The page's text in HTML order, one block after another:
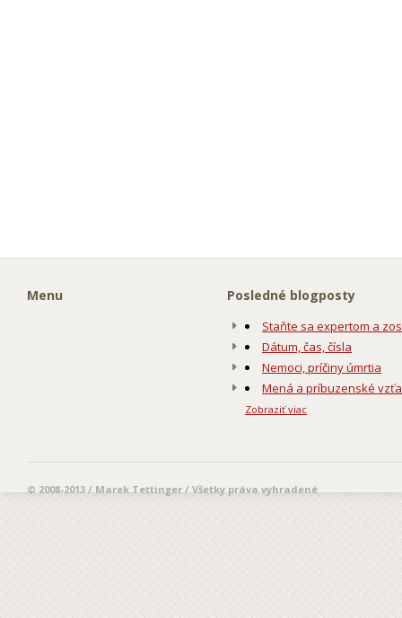
Menu Posledné blogposty
Staňte sa expertom a
Dátum, čas, čísla
Nemoci, príčiny úmrtia
Mená a príbuzenské
Zobraziť viac
© 2008-2013 / Marek Tettinger / Všetky práva vyhradené